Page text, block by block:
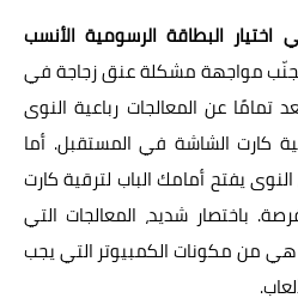
اختيار البطاقة الرسومية الأنسب
مواجهة مشكلة عنق زجاجة في
عن المعالجات رباعية النوى
كارت الشاشة في المستقبل. أما
يفتح أمامك الباب لترقية كارت
باختصار شديد، المعالجات التي
من مكونات الكمبيوتر التي يجب